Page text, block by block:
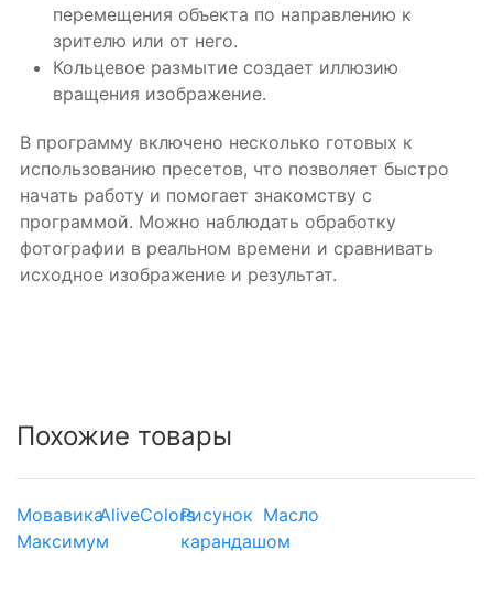
перемещения объекта по направлению к
зрителю или от него.
Кольцевое размытие создает иллюзию
вращения изображение.
В программу включено несколько готовых к
использованию пресетов, что позволяет быстро
начать работу и помогает знакомству с
программой. Можно наблюдать обработку
фотографии в реальном времени и сравнивать
исходное изображение и результат.
Похожие товары
Мовавика
Максимум
AliveColorsРисунок
карандашом
Масло